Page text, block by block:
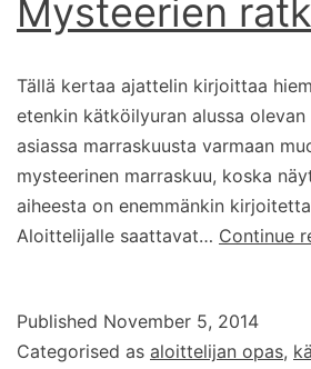
Mysteerien
Tällä kertaa ajattelin kirjoittaa
etenkin kätköilyuran alussa
asiassa marraskuusta varmaan
mysteerinen marraskuu, koska
aiheesta on enemmänkin
Aloittelijalle saattavat… Continue
Published November 5, 2014
Categorised as aloittelijan opas,